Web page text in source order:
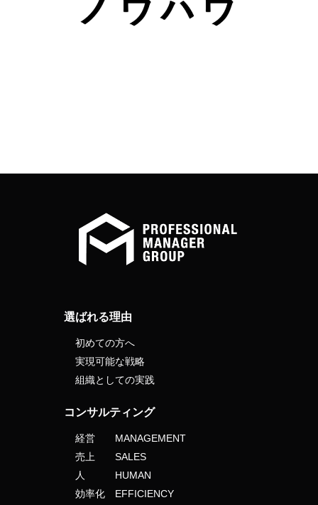
選ばれる理由
初めての方へ
実現可能な戦略
組織としての実践
コンサルティング
経営 MANAGEMENT
売上 SALES
人 HUMAN
効率化 EFFICIENCY